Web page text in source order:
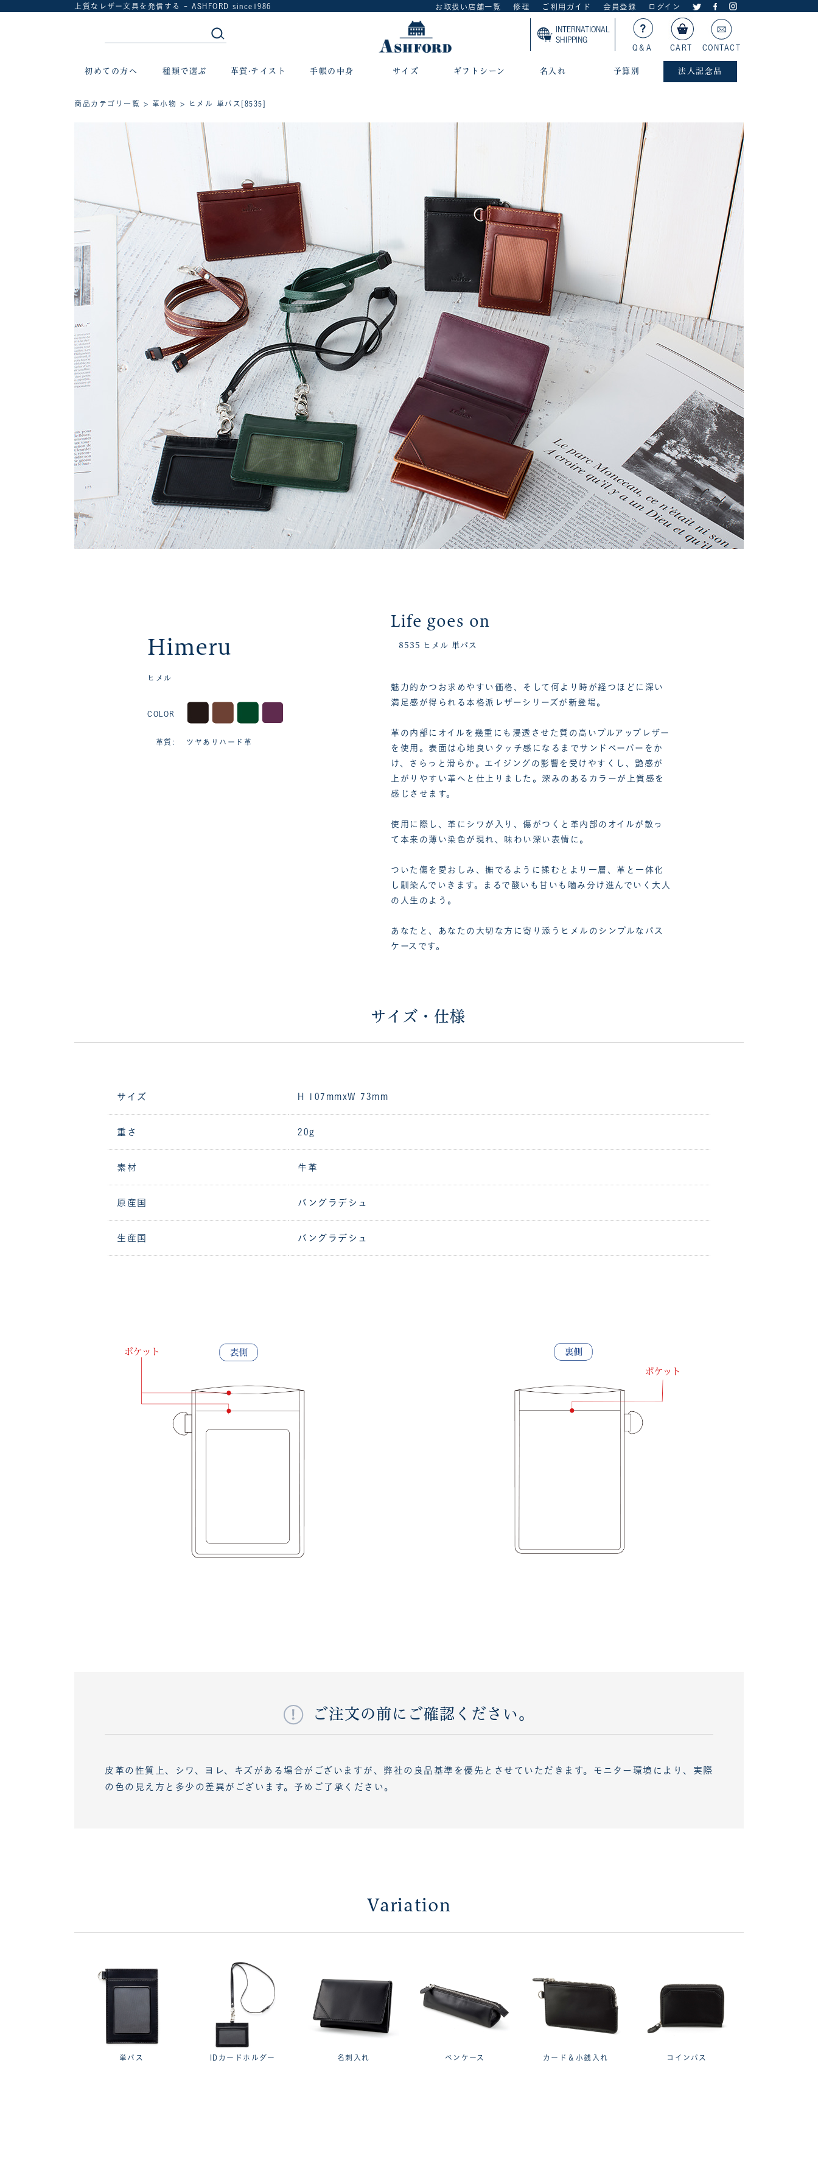
上質なレザー文具を発信する - ASHFORD since1986 お取扱い店舗一覧 修理 ご利用ガイド 会員登録 ログイン
INTERNATIONAL
SHIPPING
Q＆A
CART CONTACT
初めての方へ 種類で選ぶ 革質·テイスト 手帳の中身 サイズ ギフトシーン 名入れ 予算別 法人記念品
商品カテゴリ一覧 > 革小物 > ヒメル 単パス[8535]
Himeru
ヒメル
COLOR
革質: ツヤありハード革
Life goes on
8535 ヒメル 単パス
魅力的かつお求めやすい価格、そして何より時が経つほどに深い
満足感が得られる本格派レザーシリーズが新登場。
革の内部にオイルを幾重にも浸透させた質の高いプルアップレザー
を使用。表面は心地良いタッチ感になるまでサンドペーパーをか
け、さらっと滑らか。エイジングの影響を受けやすくし、艶感が
上がりやすい革へと仕上りました。深みのあるカラーが上質感を
感じさせます。
使用に際し、革にシワが入り、傷がつくと革内部のオイルが散っ
て本来の薄い染色が現れ、味わい深い表情に。
ついた傷を愛おしみ、撫でるように揉むとより一層、革と一体化
し馴染んでいきます。まるで酸いも甘いも嚙み分け進んでいく大人
の人生のよう。
あなたと、あなたの大切な方に寄り添うヒメルのシンプルなパス
ケースです。
サイズ・仕様
サイズ H 107mmxW 73mm
重さ 20g
素材 牛革
原産国 バングラデシュ
生産国 バングラデシュ
ご注文の前にご確認ください。
皮革の性質上、シワ、ヨレ、キズがある場合がございますが、弊社の良品基準を優先とさせていただきます。モニター環境により、実際
の色の見え方と多少の差異がございます。予めご了承ください。
Variation
単パス IDカードホルダー 名刺入れ ペンケース カード＆小銭入れ コインパス